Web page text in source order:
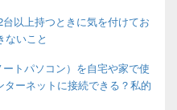
以上持つときに気を付けてお
ないこと
トパソコン）を自宅や家で使
ーネットに接続できる？私的